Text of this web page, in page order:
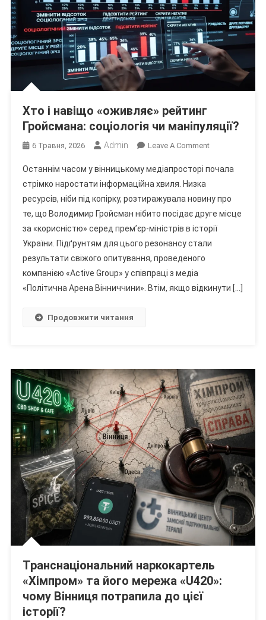
Хто і навіщо «оживляє» рейтинг
Гройсмана: соціологія чи маніпуляції?
6 Травня, 2026 Admin Leave A CommentOn
І
«оживляє»
Рейтинг
Гройсмана:
Соціологія
Останнім часом у вінницькому медіапросторі почала
стрімко наростати інформаційна хвиля. Низка
ресурсів, ніби під копірку, розтиражувала новину про
те, що Володимир Гройсман нібито посідає друге місце
за «корисністю» серед прем’єр-міністрів в історії
України. Підґрунтям для цього резонансу стали
результати свіжого опитування, проведеного
компанією «Active Group» у співпраці з медіа
«Політична Арена Вінниччини». Втім, якщо відкинути […]
Продовжити читання
Транснаціональний наркокартель
«Хімпром» та його мережа «U420»:
чому Вінниця потрапила до цієї
історії?